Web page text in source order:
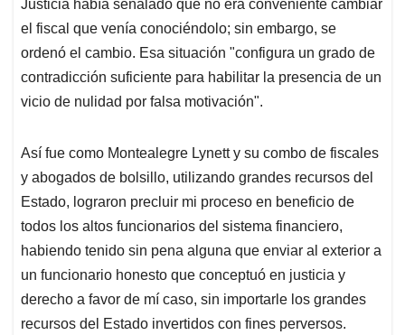
Justicia había señalado que no era conveniente cambiar
el fiscal que venía conociéndolo; sin embargo, se
ordenó el cambio. Esa situación "configura un grado de
contradicción suficiente para habilitar la presencia de un
vicio de nulidad por falsa motivación".
Así fue como Montealegre Lynett y su combo de fiscales
y abogados de bolsillo, utilizando grandes recursos del
Estado, lograron precluir mi proceso en beneficio de
todos los altos funcionarios del sistema financiero,
habiendo tenido sin pena alguna que enviar al exterior a
un funcionario honesto que conceptuó en justicia y
derecho a favor de mí caso, sin importarle los grandes
recursos del Estado invertidos con fines perversos.